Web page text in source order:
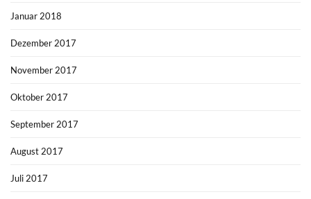
Januar 2018
Dezember 2017
November 2017
Oktober 2017
September 2017
August 2017
Juli 2017